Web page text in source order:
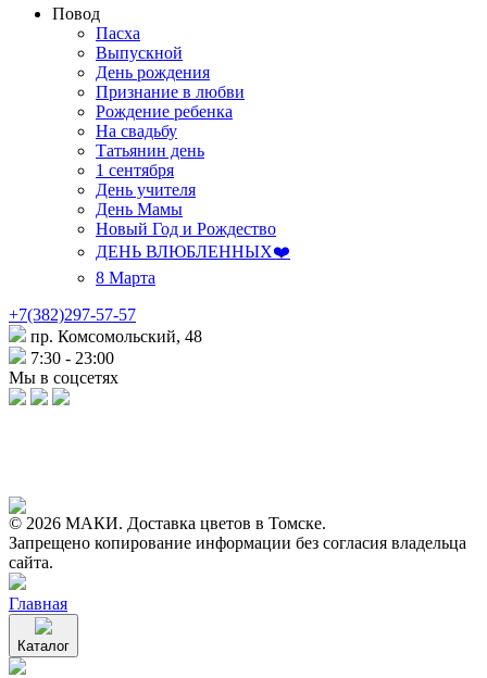
Повод
Пасха
Выпускной
День рождения
Признание в любви
Рождение ребенка
На свадьбу
Татьянин день
1 сентября
День учителя
День Мамы
Новый Год и Рождество
ДЕНЬ ВЛЮБЛЕННЫХ❤️
8 Марта
+7(382)297-57-57
пр. Комсомольский, 48
7:30 - 23:00
Мы в соцсетях
© 2026 МАКИ. Доставка цветов в Томске.
Запрещено копирование информации без согласия владельца
сайта.
Главная
Каталог